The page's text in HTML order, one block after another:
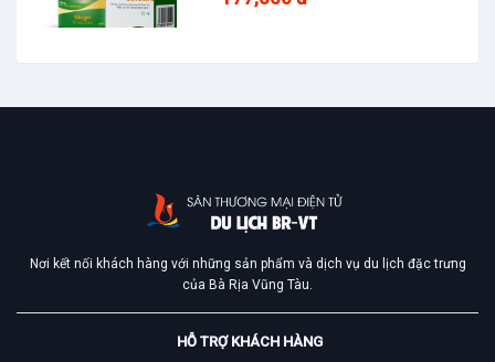
Nơi kết nối khách hàng với những sản phẩm và dịch vụ du lịch đặc trưng
của Bà Rịa Vũng Tàu.
HỖ TRỢ KHÁCH HÀNG